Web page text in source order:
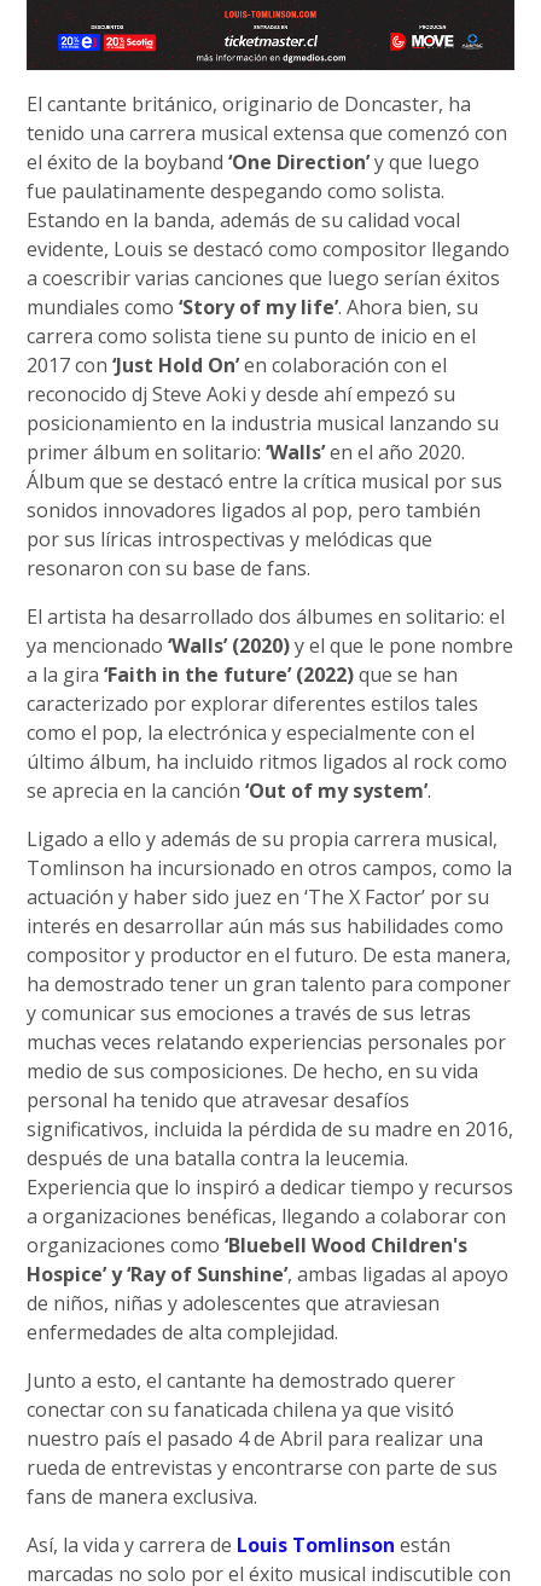
El cantante británico, originario de Doncaster, ha
tenido una carrera musical extensa que comenzó con
el éxito de la boyband‘One Direction’y que luego
fue paulatinamente despegando como solista.
Estando en la banda, además de su calidad vocal
evidente, Louis se destacó como compositor llegando
a coescribir varias canciones que luego serían éxitos
mundiales como‘Story of my life’. Ahora bien, su
carrera como solista tiene su punto de inicio en el
2017 con‘Just Hold On’en colaboración con el
reconocido dj Steve Aoki y desde ahí empezó su
posicionamiento en la industria musical lanzando su
primer álbum en solitario:‘Walls’en el año 2020.
Álbum que se destacó entre la crítica musical por sus
sonidos innovadores ligados al pop, pero también
por sus líricas introspectivas y melódicas que
resonaron con su base de fans.
El artista ha desarrollado dos álbumes en solitario: el
ya mencionado‘Walls’ (2020)y el que le pone nombre
a la gira‘Faith in the future’ (2022)que se han
caracterizado por explorar diferentes estilos tales
como el pop, la electrónica y especialmente con el
último álbum, ha incluido ritmos ligados al rock como
se aprecia en la canción‘Out of my system’.
Ligado a ello y además de su propia carrera musical,
Tomlinson ha incursionado en otros campos, como la
actuación y haber sido juez en ‘The X Factor’ por su
interés en desarrollar aún más sus habilidades como
compositor y productor en el futuro. De esta manera,
ha demostrado tener un gran talento para componer
y comunicar sus emociones a través de sus letras
muchas veces relatando experiencias personales por
medio de sus composiciones. De hecho, en su vida
personal ha tenido que atravesar desafíos
significativos, incluida la pérdida de su madre en 2016,
después de una batalla contra la leucemia.
Experiencia que lo inspiró a dedicar tiempo y recursos
a organizaciones benéficas, llegando a colaborar con
organizaciones como‘Bluebell Wood Children's
Hospice’ y ‘Ray of Sunshine’, ambas ligadas al apoyo
de niños, niñas y adolescentes que atraviesan
enfermedades de alta complejidad.
Junto a esto, el cantante ha demostrado querer
conectar con su fanaticada chilena ya que visitó
nuestro país el pasado 4 de Abril para realizar una
rueda de entrevistas y encontrarse con parte de sus
fans de manera exclusiva.
Así, la vida y carrera de Louis Tomlinson están
marcadas no solo por el éxito musical indiscutible con